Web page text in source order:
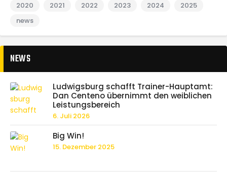
2020
2021 2022 2023 2024
2025
news
NEWS
Ludwigsburg schafft Trainer-Hauptamt:
Dan Centeno übernimmt den weiblichen
Leistungsbereich
6. Juli 2026
Big Win!
15. Dezember 2025